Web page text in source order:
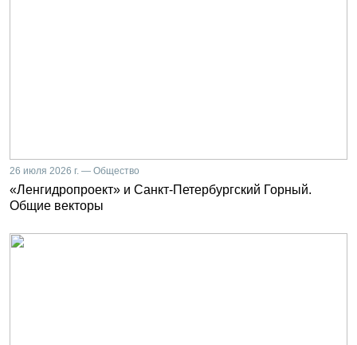
26 июля 2026 г. — Общество
«Ленгидропроект» и Санкт-Петербургский Горный.
Общие векторы